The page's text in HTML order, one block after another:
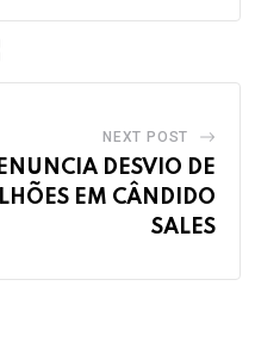
NEXT POST
DESVIO DE
EM CÂNDIDO
SALES